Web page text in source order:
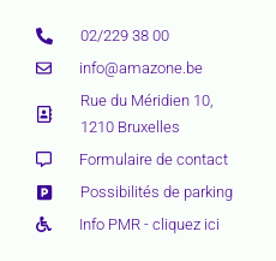
02/229 38 00
info@amazone.be
Rue du Méridien 10,
1210 Bruxelles
Formulaire de contact
Possibilités de parking
Info PMR - cliquez ici